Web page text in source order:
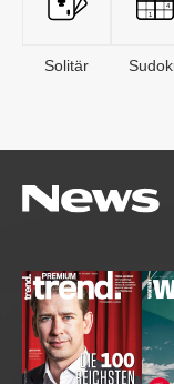
Solitär